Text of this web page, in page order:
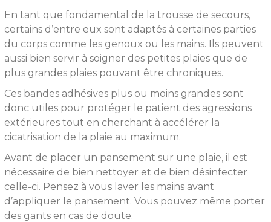
En tant que fondamental de la trousse de secours,
certains d’entre eux sont adaptés à certaines parties
du corps comme les genoux ou les mains. Ils peuvent
aussi bien servir à soigner des petites plaies que de
plus grandes plaies pouvant être chroniques.
Ces bandes adhésives plus ou moins grandes sont
donc utiles pour protéger le patient des agressions
extérieures tout en cherchant à accélérer la
cicatrisation de la plaie au maximum.
Avant de placer un pansement sur une plaie, il est
nécessaire de bien nettoyer et de bien désinfecter
celle-ci. Pensez à vous laver les mains avant
d’appliquer le pansement. Vous pouvez même porter
des gants en cas de doute.